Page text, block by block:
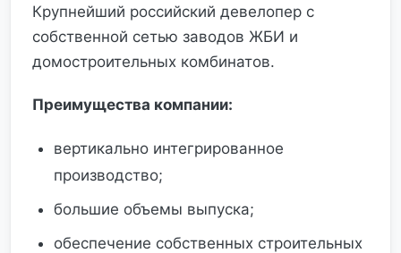
Крупнейший российский девелопер с
собственной сетью заводов ЖБИ и
домостроительных комбинатов.
Преимущества компании:
вертикально интегрированное
производство;
большие объемы выпуска;
обеспечение собственных строительных